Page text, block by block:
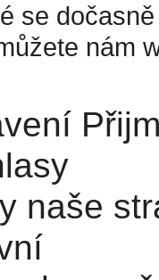
se
nám
naše